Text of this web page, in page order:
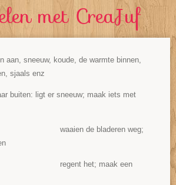
met CreaJuf
aan, sneeuw, koude, de warmte binnen,
sjaals enz
buiten: ligt er sneeuw; maak iets met
bladeren weg;
maak een